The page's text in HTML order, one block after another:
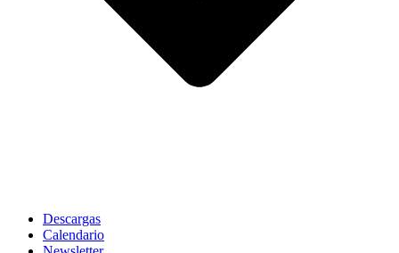
Descargas
Calendario